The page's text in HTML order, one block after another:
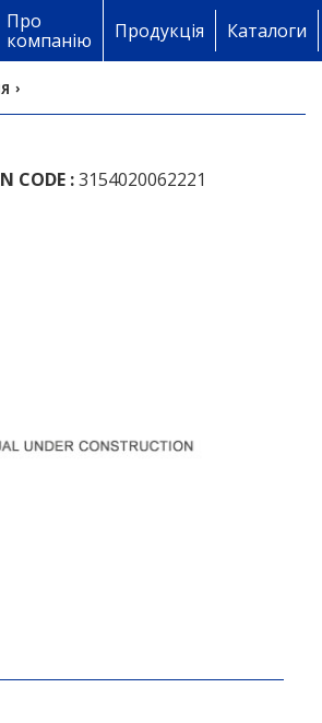
Про
компанію
Продукція Каталоги
›
CODE :3154020062221